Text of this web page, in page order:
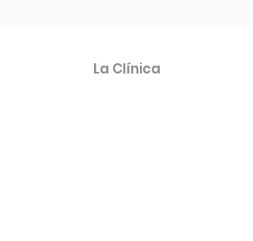
La Clínica